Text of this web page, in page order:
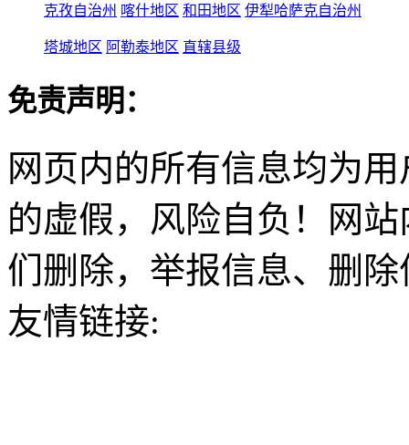
克孜自治州 喀什地区 和田地区 伊犁哈萨克自治州
塔城地区 阿勒泰地区 直辖县级
免责声明：
网页内的所有信息均为
的虚假，风险自负！网
们删除，举报信息、删
友情链接: